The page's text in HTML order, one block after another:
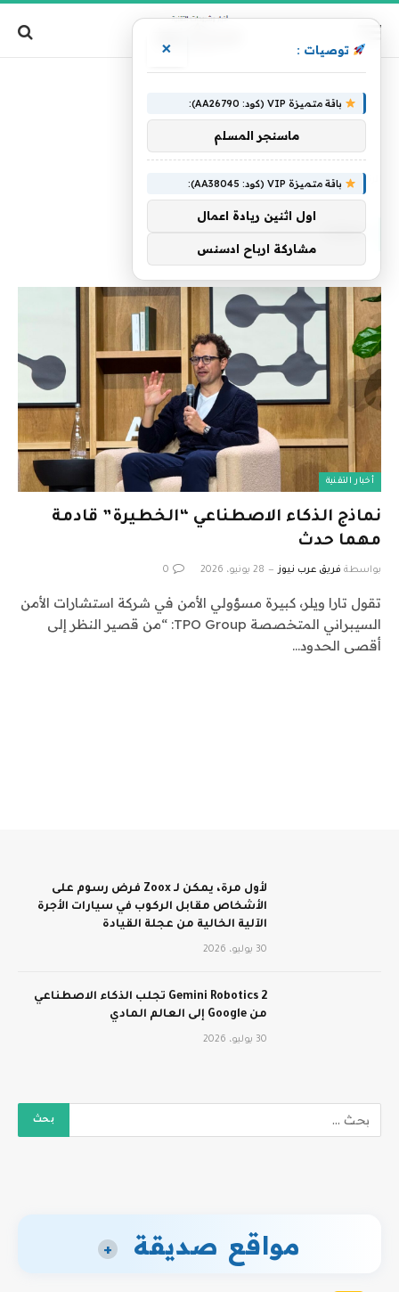
الرئيسية »مهما
مهما
أخبار التقنية
نماذج الذكاء الاصطناعي “الخطيرة” قادمة
مهما حدث
بواسطة فريق عرب نيوز 28 يونيو، 2026 0
تقول تارا ويلر، كبيرة مسؤولي الأمن في شركة استشارات الأمن
السيبراني المتخصصة TPO Group: “من قصير النظر إلى
أقصى الحدود…
لأول مرة، يمكن لـ Zoox فرض رسوم على
الأشخاص مقابل الركوب في سيارات الأجرة
الآلية الخالية من عجلة القيادة
30 يوليو، 2026
Gemini Robotics 2 تجلب الذكاء الاصطناعي
من Google إلى العالم المادي
30 يوليو، 2026
مواقع صديقة +
توصيات : ×
باقة متميزة VIP (كود: AA26790):
ماسنجر المسلم
باقة متميزة VIP (كود: AA38045):
اول اثنين ريادة اعمال
مشاركة ارباح ادسنس